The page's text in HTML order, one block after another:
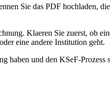
Sie das PDF hochladen,
Klaeren Sie zuerst, ob
eine andere Institution geht.
und den KSeF-Prozess